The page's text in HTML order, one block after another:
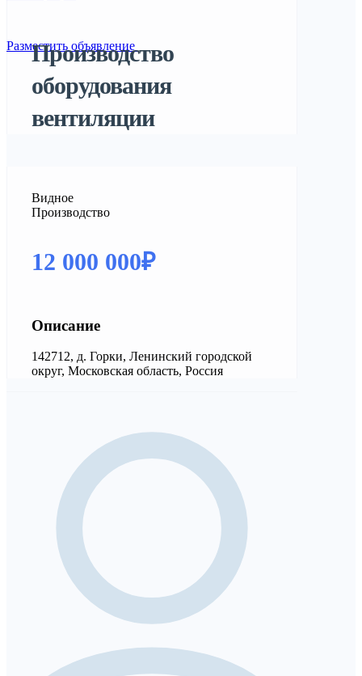
Разместить объявление
Производство
оборудования
вентиляции
Видное
Производство
12 000 000₽
Описание
142712, д. Горки, Ленинский городской
округ, Московская область, Россия